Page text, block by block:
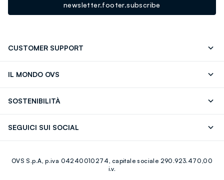
newsletter.footer.subscribe
CUSTOMER SUPPORT
IL MONDO OVS
Giftcard
SOSTENIBILITÀ
SEGUICI SUI SOCIAL
Youtube Linkedin
OVS S.p.A, p.iva 04240010274, capitale sociale 290.923.470,00
i.v.